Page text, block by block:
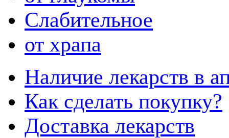
Слабительное
от храпа
Наличие лекарств в
Как сделать покупку?
Доставка лекарств